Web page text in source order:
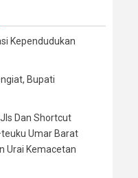
Kependudukan
Bupati
Dan Shortcut
Umar Barat
Urai Kemacetan